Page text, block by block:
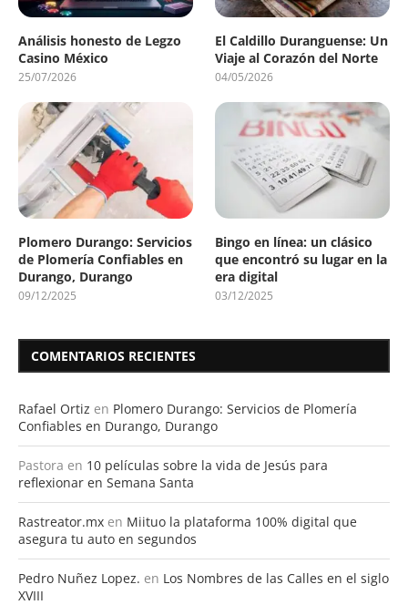
Análisis honesto de Legzo
Casino México
25/07/2026
El Caldillo Duranguense: Un
Viaje al Corazón del Norte
04/05/2026
Plomero Durango: Servicios
de Plomería Confiables en
Durango, Durango
09/12/2025
Bingo en línea: un clásico
que encontró su lugar en la
era digital
03/12/2025
COMENTARIOS RECIENTES
Rafael Ortiz en Plomero Durango: Servicios de Plomería
Confiables en Durango, Durango
Pastora en 10 películas sobre la vida de Jesús para
reflexionar en Semana Santa
Rastreator.mx en Miituo la plataforma 100% digital que
asegura tu auto en segundos
Pedro Nuñez Lopez. en Los Nombres de las Calles en el siglo
XVIII